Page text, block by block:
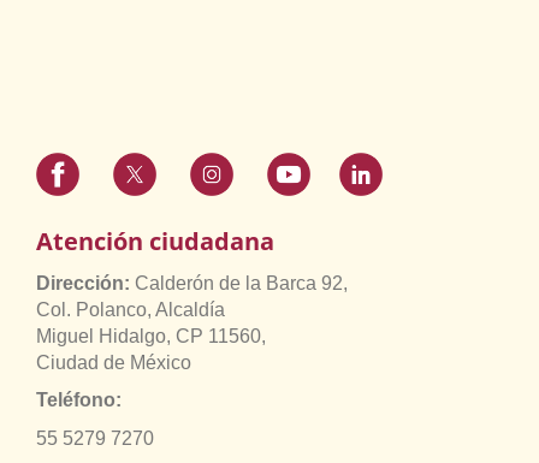
Atención ciudadana
Dirección: Calderón de la Barca 92,
Col. Polanco, Alcaldía
Miguel Hidalgo, CP 11560,
Ciudad de México
Teléfono:
55 5279 7270